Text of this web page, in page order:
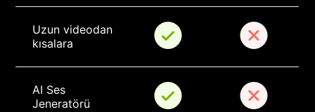
Uzun videodan
kısalara
AI Ses
Jeneratörü